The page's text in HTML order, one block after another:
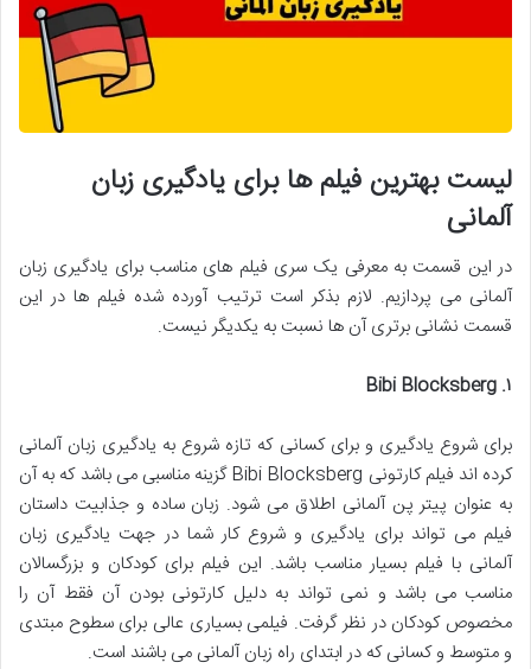
لیست بهترین فیلم ها برای یادگیری زبان
آلمانی
در این قسمت به معرفی یک سری فیلم های مناسب برای یادگیری زبان
آلمانی می پردازیم. لازم بذکر است ترتیب آورده شده فیلم ها در این
قسمت نشانی برتری آن ها نسبت به یکدیگر نیست.
۱. Bibi Blocksberg
برای شروع یادگیری و برای کسانی که تازه شروع به یادگیری زبان آلمانی
کرده اند فیلم کارتونی Bibi Blocksberg گزینه مناسبی می باشد که به آن
به عنوان پیتر پن آلمانی اطلاق می شود. زبان ساده و جذابیت داستان
فیلم می تواند برای یادگیری و شروع کار شما در جهت یادگیری زبان
آلمانی با فیلم بسیار مناسب باشد. این فیلم برای کودکان و بزرگسالان
مناسب می باشد و نمی تواند به دلیل کارتونی بودن آن فقط آن را
مخصوص کودکان در نظر گرفت. فیلمی بسیاری عالی برای سطوح مبتدی
و متوسط و کسانی که در ابتدای راه زبان آلمانی می باشند است.